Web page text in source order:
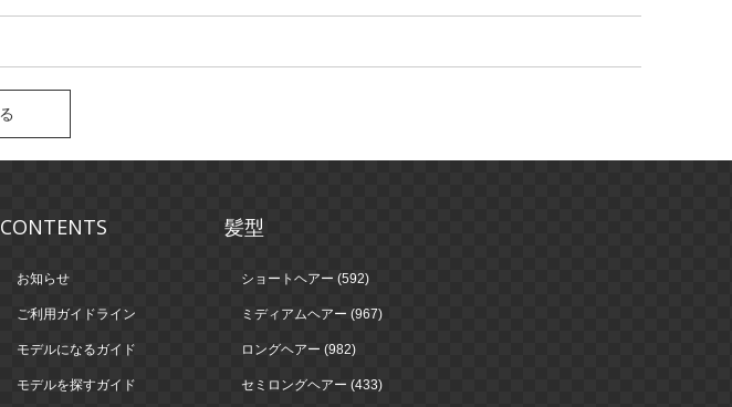
CONTENTS
お知らせ
ご利用ガイドライン
モデルになるガイド
モデルを探すガイド
髪型
ショートヘアー (592)
ミディアムヘアー (967)
ロングヘアー (982)
セミロングヘアー (433)